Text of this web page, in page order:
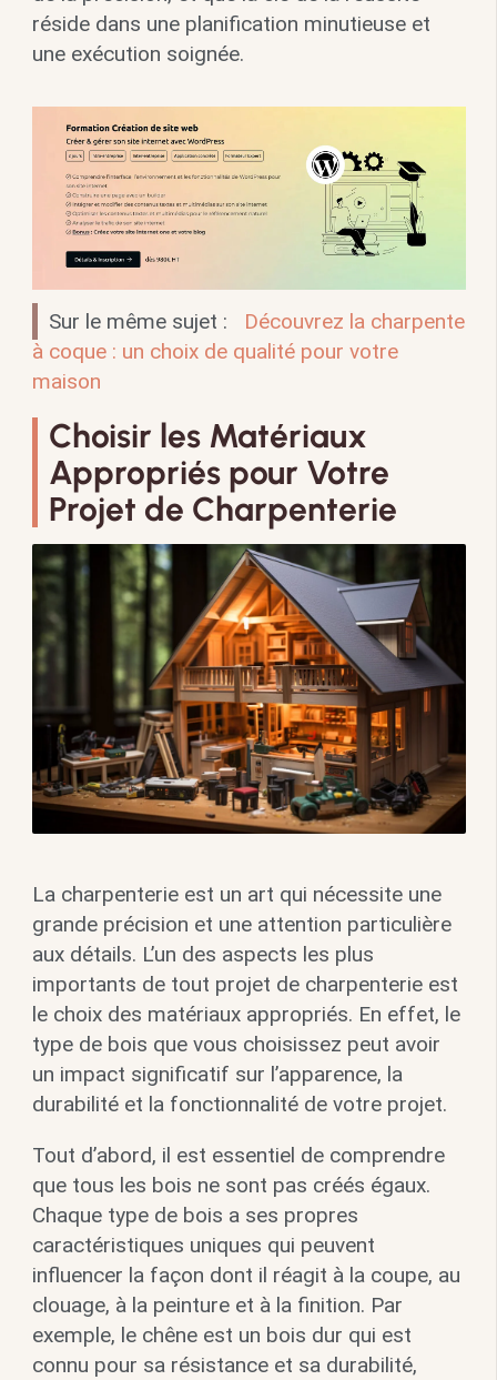
réside dans une planification minutieuse et
une exécution soignée.
Sur le même sujet :
Découvrez la charpente
à coque : un choix de qualité pour votre
maison
Choisir les Matériaux
Appropriés pour Votre
Projet de Charpenterie
La charpenterie est un art qui nécessite une
grande précision et une attention particulière
aux détails. L’un des aspects les plus
importants de tout projet de charpenterie est
le choix des matériaux appropriés. En effet, le
type de bois que vous choisissez peut avoir
un impact significatif sur l’apparence, la
durabilité et la fonctionnalité de votre projet.
Tout d’abord, il est essentiel de comprendre
que tous les bois ne sont pas créés égaux.
Chaque type de bois a ses propres
caractéristiques uniques qui peuvent
influencer la façon dont il réagit à la coupe, au
clouage, à la peinture et à la finition. Par
exemple, le chêne est un bois dur qui est
connu pour sa résistance et sa durabilité,